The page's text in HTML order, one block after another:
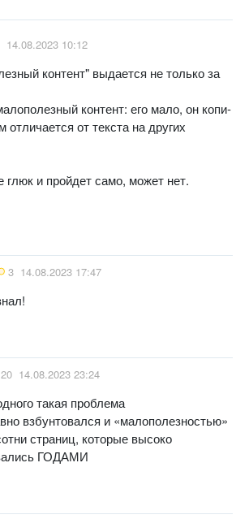
14.08.2023 10:12
контент" выдается не только за
контент: его мало, он копи-
отличается от текста на других
и пройдет само, может нет.
3 14.08.2023 17:47
20 14.08.2023 23:24
такая проблема
взбунтовался и «малополезностью»
страниц, которые высоко
ГОДАМИ